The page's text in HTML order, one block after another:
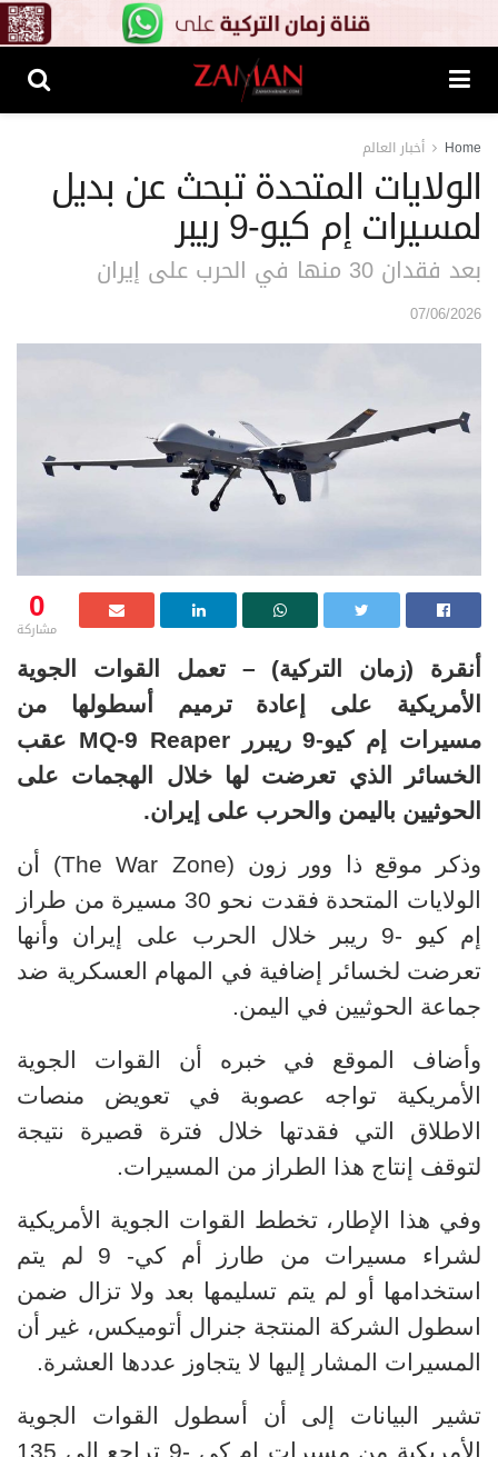
Home أخبار العالم
الولايات المتحدة تبحث عن بديل
لمسيرات إم كيو-9 ريبر
بعد فقدان 30 منها في الحرب على إيران
07/06/2026
0
مشاركة
أنقرة (زمان التركية) – تعمل القوات الجوية
الأمريكية على إعادة ترميم أسطولها من
مسيرات إم كيو-9 ريبرر MQ-9 Reaper عقب
الخسائر الذي تعرضت لها خلال الهجمات على
الحوثيين باليمن والحرب على إيران.
وذكر موقع ذا وور زون (The War Zone) أن
الولايات المتحدة فقدت نحو 30 مسيرة من طراز
إم كيو -9 ريبر خلال الحرب على إيران وأنها
تعرضت لخسائر إضافية في المهام العسكرية ضد
جماعة الحوثيين في اليمن.
وأضاف الموقع في خبره أن القوات الجوية
الأمريكية تواجه عصوبة في تعويض منصات
الاطلاق التي فقدتها خلال فترة قصيرة نتيجة
لتوقف إنتاج هذا الطراز من المسيرات.
وفي هذا الإطار، تخطط القوات الجوية الأمريكية
لشراء مسيرات من طارز أم كي- 9 لم يتم
استخدامها أو لم يتم تسليمها بعد ولا تزال ضمن
اسطول الشركة المنتجة جنرال أتوميكس، غير أن
المسيرات المشار إليها لا يتجاوز عددها العشرة.
تشير البيانات إلى أن أسطول القوات الجوية